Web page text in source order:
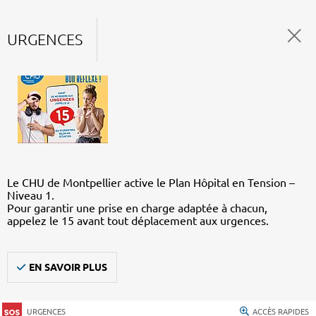
URGENCES
Le CHU de Montpellier active le Plan Hôpital en Tension –
Niveau 1.
Pour garantir une prise en charge adaptée à chacun,
appelez le 15 avant tout déplacement aux urgences.
EN SAVOIR PLUS
URGENCES ACCÈS RAPIDES